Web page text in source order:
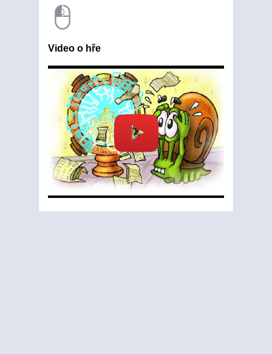
Video o hře